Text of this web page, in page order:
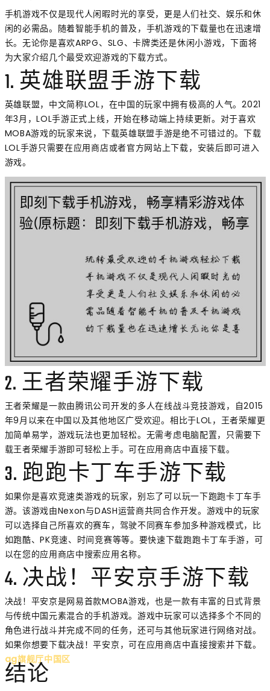
手机游戏不仅是现代人闲暇时光的享受，更是人们社交、娱乐和休
闲的必需品。随着智能手机的普及，手机游戏的下载量也在迅速增
长。无论你是喜欢ARPG、SLG、卡牌类还是休闲小游戏，下面将
为大家介绍几个最受欢迎游戏的下载方式。
1. 英雄联盟手游下载
英雄联盟，中文简称LOL，在中国的玩家中拥有极高的人气。2021
年3月，LOL手游正式上线，开始在移动端上持续更新。对于喜欢
MOBA游戏的玩家来说，下载英雄联盟手游是绝不可错过的。下载
LOL手游只需要在应用商店或者官方网站上下载，安装后即可进入
游戏。
2. 王者荣耀手游下载
王者荣耀是一款由腾讯公司开发的多人在线战斗竞技游戏，自2015
年9月以来在中国以及其他地区广受欢迎。相比于LOL，王者荣耀更
加简单易学，游戏玩法也更加轻松。无需考虑电脑配置，只需要下
载王者荣耀手游即可轻松上手。可在应用商店中直接下载。
3. 跑跑卡丁车手游下载
如果你是喜欢竞速类游戏的玩家，别忘了可以玩一下跑跑卡丁车手
游。该游戏由Nexon与DASH运营商共同合作开发。游戏中的玩家
可以选择自己所喜欢的赛车，驾驶不同赛车参加多种游戏模式，比
如跑酷、PK竞速、时间竞赛等等。要快速下载跑跑卡丁车手游，可
以在您的应用商店中搜索应用名称。
4. 决战！平安京手游下载
决战！平安京是网易首款MOBA游戏，也是一款有丰富的日式背景
与传统中国元素混合的手机游戏。游戏中玩家可以选择多个不同的
角色进行战斗并完成不同的任务，还可与其他玩家进行网络对战。
如果你想要下载决战！平安京，可在应用商店中直接搜索并下载。
ag旗舰厅中国区
结论